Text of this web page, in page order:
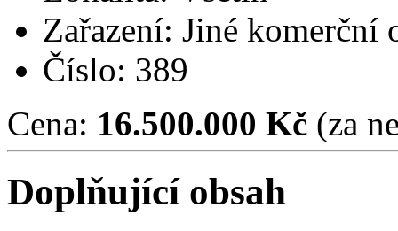
Zařazení: Jiné komerční
Číslo: 389
Cena: 16.500.000 Kč (za
Doplňující obsah